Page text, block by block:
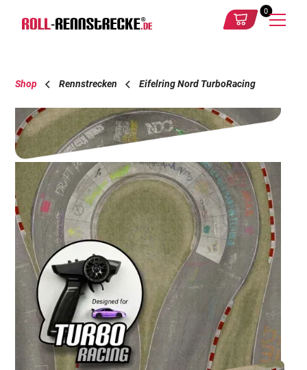
0
Shop Rennstrecken Eifelring Nord TurboRacing